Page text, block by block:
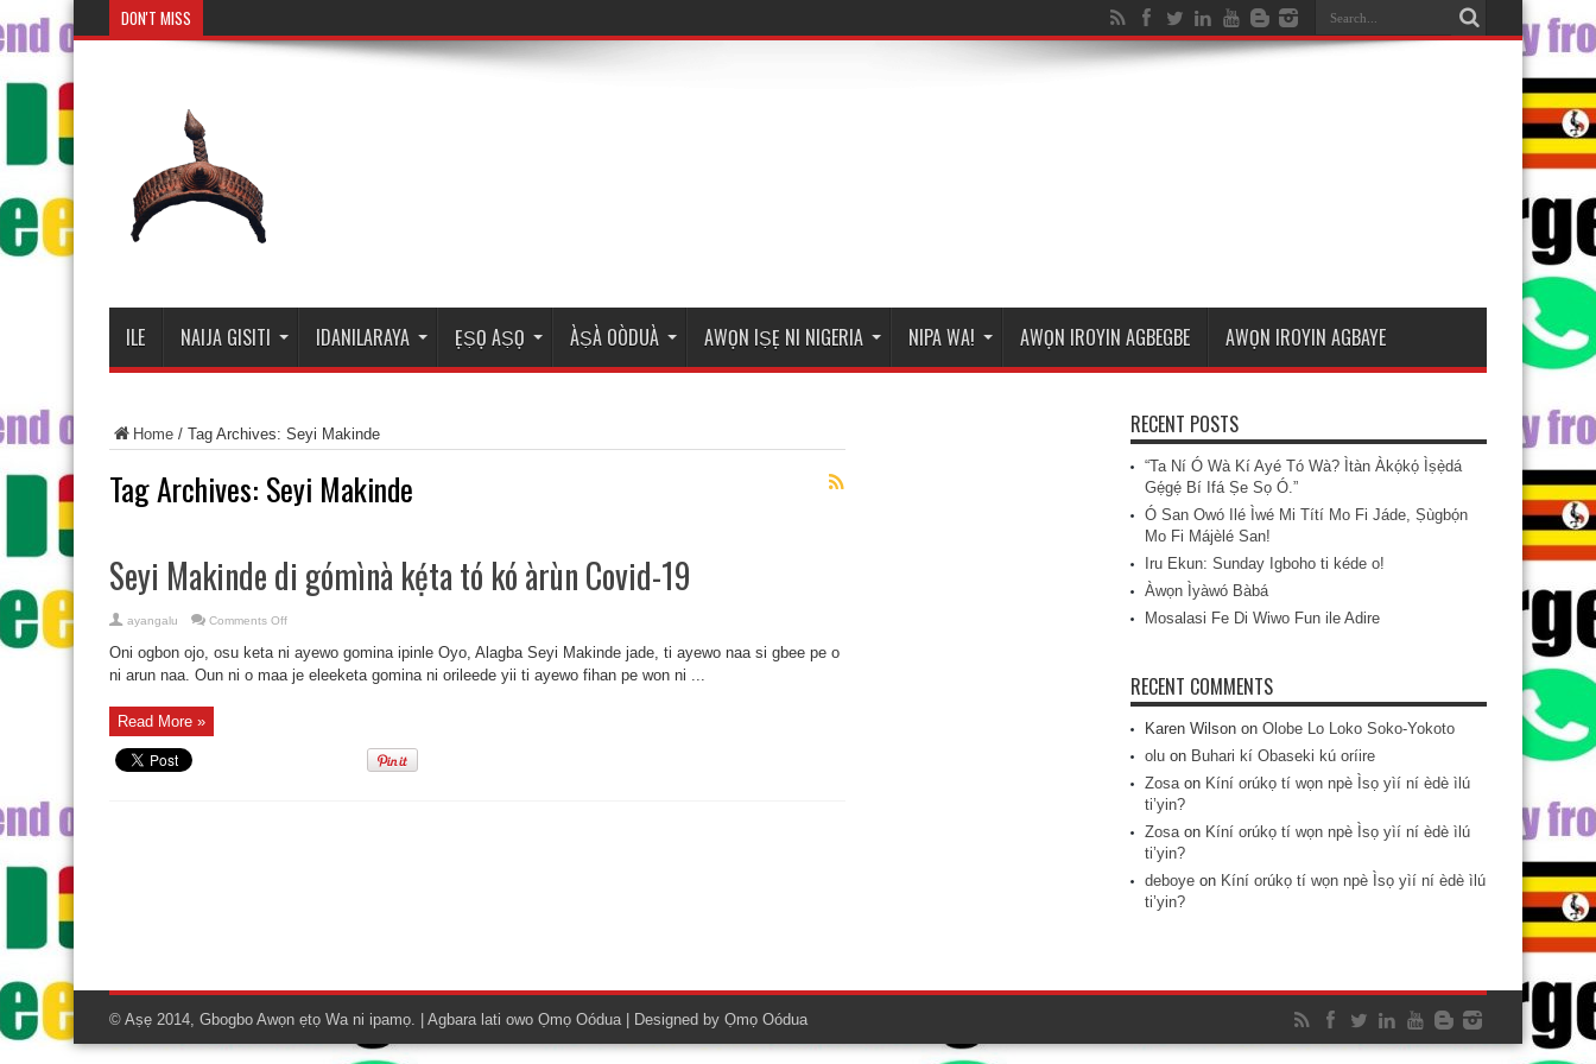
DON'T MISS
ILE NAIJA GISITI IDANILARAYA ẸṢỌ AṢỌ ÀṢÀ OÒDUÀ AWỌN IṢẸ NI NIGERIA NIPA WA! AWỌN IROYIN AGBEGBE AWỌN IROYIN AGBAYE
Home / Tag Archives: Seyi Makinde
Tag Archives: Seyi Makinde
Seyi Makinde di gómìnà kẹ́ta tó kó àrùn Covid-19
ayangalu Comments Offon
Makinde
di
gómìnà
kẹ́ta
Oni ogbon ojo, osu keta ni ayewo gomina ipinle Oyo, Alagba Seyi Makinde jade, ti ayewo naa si gbee pe o
ni arun naa. Oun ni o maa je eleeketa gomina ni orileede yii ti ayewo fihan pe won ni ...
Read More »
RECENT POSTS
“Ta Ní Ó Wà Kí Ayé Tó Wà? Ìtàn Àkọ́kọ́ Ìṣẹ̀dá
Gẹ́gẹ́ Bí Ifá Ṣe Sọ Ó.”
Ó San Owó Ilé Ìwé Mi Títí Mo Fi Jáde, Ṣùgbọ́n
Mo Fi Májèlé San!
Iru Ekun: Sunday Igboho ti kéde o!
Àwọn Ìyàwó Bàbá
Mosalasi Fe Di Wiwo Fun ile Adire
RECENT COMMENTS
Karen Wilson on Olobe Lo Loko Soko-Yokoto
olu on Buhari kí Obaseki kú oríire
Zosaon Kíní orúkọ tí wọn npè Ìsọ yìí ní èdè ìlú
ti’yin?
Zosaon Kíní orúkọ tí wọn npè Ìsọ yìí ní èdè ìlú
ti’yin?
deboye on Kíní orúkọ tí wọn npè Ìsọ yìí ní èdè ìlú
ti’yin?
© Aṣẹ 2014, Gbogbo Awọn ẹtọ Wa ni ipamọ. | Agbara lati owo Ọmọ Oódua | Designed by Ọmọ Oódua